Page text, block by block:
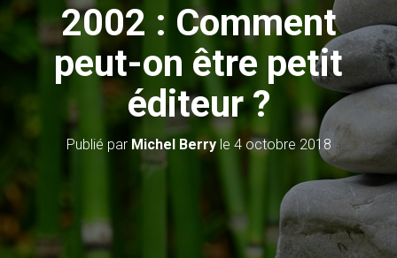
V
G
O
N
2002 : Comment
peut-on être petit
éditeur ?
Publié par Michel Berryle 4 octobre 2018